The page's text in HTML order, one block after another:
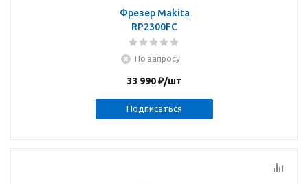
Фрезер Makita
RP2300FC
По запросу
33 990₽/шт
Подписаться